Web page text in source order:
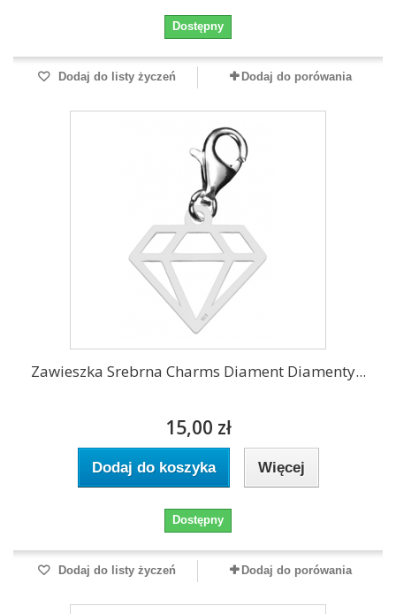
Dostępny
Dodaj do listy życzeń Dodaj do porówania
Zawieszka Srebrna Charms Diament Diamenty...
15,00 zł
Dodaj do koszyka Więcej
Dostępny
Dodaj do listy życzeń Dodaj do porówania